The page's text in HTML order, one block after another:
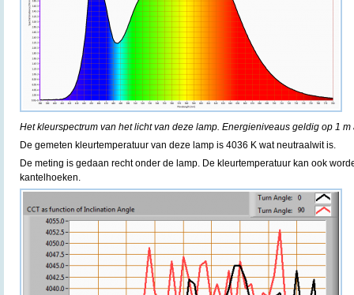
Het kleurspectrum van het licht van deze lamp. Energieniveaus geldig op 1 m
De gemeten kleurtemperatuur van deze lamp is 4036 K wat neutraalwit is.
De meting is gedaan recht onder de lamp. De kleurtemperatuur kan ook
kantelhoeken.